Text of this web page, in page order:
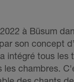
à Büsum
son concept
intégré tous
chambres.